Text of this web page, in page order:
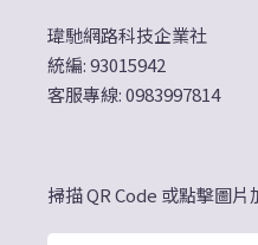
瑋馳網路科技企業社
統編: 93015942
客服專線: 0983997814
掃描 QR Code 或點擊圖片